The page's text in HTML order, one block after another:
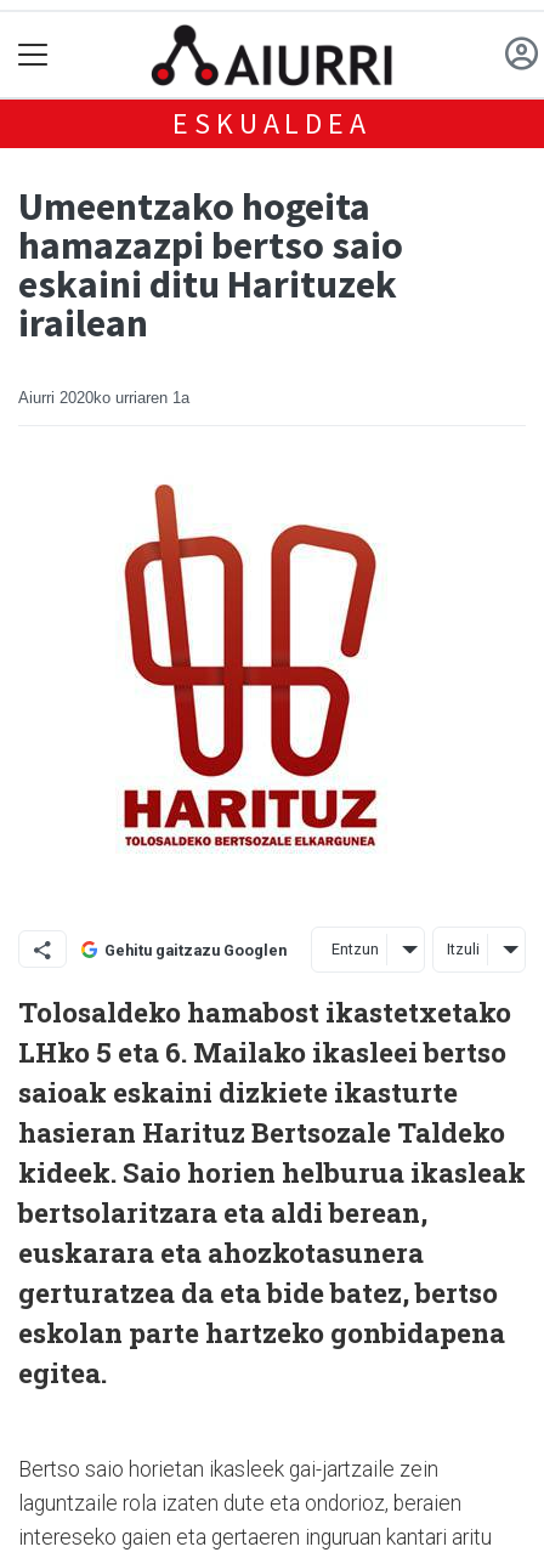
ESKUALDEA
Umeentzako hogeita
hamazazpi bertso saio
eskaini ditu Harituzek
irailean
Aiurri 2020ko urriaren 1a
Gehitu gaitzazu Googlen Entzun Itzuli
Tolosaldeko hamabost ikastetxetako
LHko 5 eta 6. Mailako ikasleei bertso
saioak eskaini dizkiete ikasturte
hasieran Harituz Bertsozale Taldeko
kideek. Saio horien helburua ikasleak
bertsolaritzara eta aldi berean,
euskarara eta ahozkotasunera
gerturatzea da eta bide batez, bertso
eskolan parte hartzeko gonbidapena
egitea.
Bertso saio horietan ikasleek gai-jartzaile zein
laguntzaile rola izaten dute eta ondorioz, beraien
intereseko gaien eta gertaeren inguruan kantari aritu